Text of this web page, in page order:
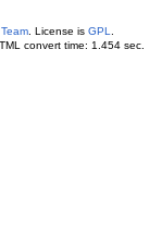
. License is GPL.
convert time: 1.454 sec.